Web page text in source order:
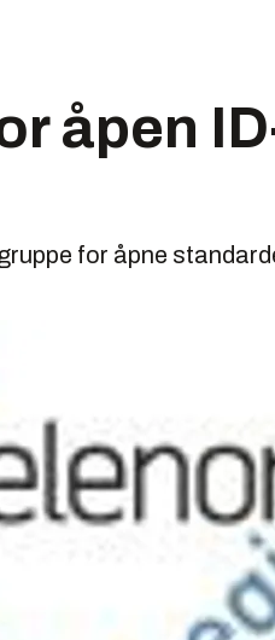
åpen
for åpne